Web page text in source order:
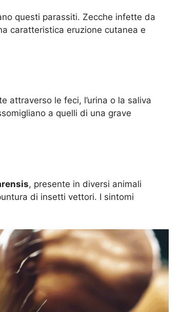
questi parassiti. Zecche infette da
caratteristica eruzione cutanea e
attraverso le feci, l’urina o la saliva
a quelli di una grave
, presente in diversi animali
di insetti vettori. I sintomi